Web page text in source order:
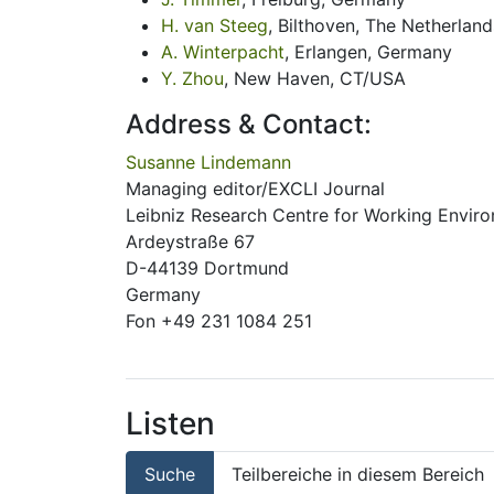
H. van Steeg, Bilthoven, The
A. Winterpacht, Erlangen, Germany
Y. Zhou, New Haven, CT/USA
Address & Contact:
Susanne Lindemann
Managing editor/EXCLI Journal
Leibniz Research Centre for Working
Ardeystraße 67
D-44139 Dortmund
Germany
Fon +49 231 1084 251
Listen
Suche Teilbereiche in diesem Bereich